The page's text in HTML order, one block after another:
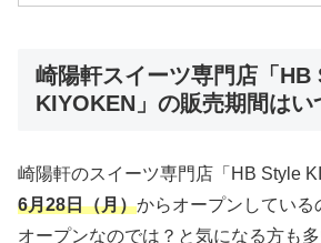
崎陽軒スイーツ専門店「HB
KIYOKEN」の販売期間はい
崎陽軒のスイーツ専門店「HB Style
6月28日（月）からオープンしている
オープンなのでは？と気になる方も多